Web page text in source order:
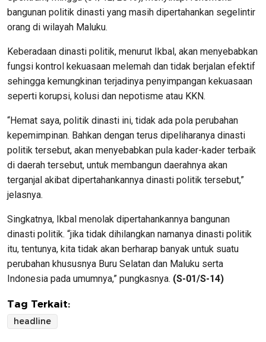
bangunan politik dinasti yang masih dipertahankan segelintir
orang di wilayah Maluku.
Keberadaan dinasti politik, menurut Ikbal, akan menyebabkan
fungsi kontrol kekuasaan melemah dan tidak berjalan efektif
sehingga kemungkinan terjadinya penyimpangan kekuasaan
seperti korupsi, kolusi dan nepotisme atau KKN.
“Hemat saya, politik dinasti ini, tidak ada pola perubahan
kepemimpinan. Bahkan dengan terus dipeliharanya dinasti
politik tersebut, akan menyebabkan pula kader-kader terbaik
di daerah tersebut, untuk membangun daerahnya akan
terganjal akibat dipertahankannya dinasti politik tersebut,”
jelasnya.
Singkatnya, Ikbal menolak dipertahankannya bangunan
dinasti politik. “jika tidak dihilangkan namanya dinasti politik
itu, tentunya, kita tidak akan berharap banyak untuk suatu
perubahan khususnya Buru Selatan dan Maluku serta
Indonesia pada umumnya,” pungkasnya. (S-01/S-14)
Tag Terkait:
headline